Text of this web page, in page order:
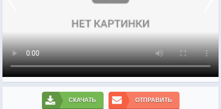
СКАЧАТЬ ОТПРАВИТЬ